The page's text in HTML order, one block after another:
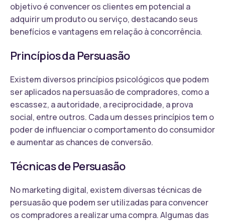
objetivo é convencer os clientes em potencial a
adquirir um produto ou serviço, destacando seus
benefícios e vantagens em relação à concorrência.
Princípios da Persuasão
Existem diversos princípios psicológicos que podem
ser aplicados na persuasão de compradores, como a
escassez, a autoridade, a reciprocidade, a prova
social, entre outros. Cada um desses princípios tem o
poder de influenciar o comportamento do consumidor
e aumentar as chances de conversão.
Técnicas de Persuasão
No marketing digital, existem diversas técnicas de
persuasão que podem ser utilizadas para convencer
os compradores a realizar uma compra. Algumas das